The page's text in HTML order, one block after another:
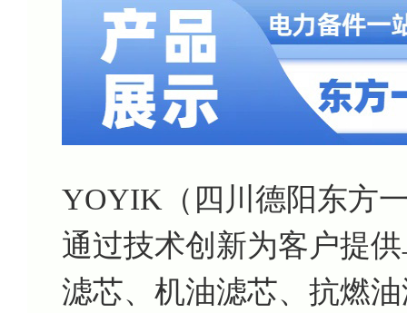
YOYIK（四川德阳东方
通过技术创新为客户提
滤芯、机油滤芯、抗燃